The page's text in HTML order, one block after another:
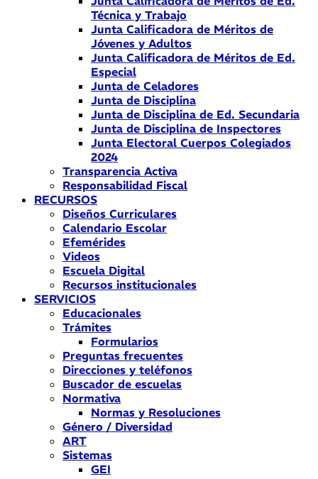
Técnica y Trabajo
Junta Calificadora de Méritos de
Jóvenes y Adultos
Junta Calificadora de Méritos de Ed.
Especial
Junta de Celadores
Junta de Disciplina
Junta de Disciplina de Ed. Secundaria
Junta de Disciplina de Inspectores
Junta Electoral Cuerpos Colegiados
2024
Transparencia Activa
Responsabilidad Fiscal
RECURSOS
Diseños Curriculares
Calendario Escolar
Efemérides
Videos
Escuela Digital
Recursos institucionales
SERVICIOS
Educacionales
Trámites
Formularios
Preguntas frecuentes
Direcciones y teléfonos
Buscador de escuelas
Normativa
Normas y Resoluciones
Género / Diversidad
ART
Sistemas
GEI